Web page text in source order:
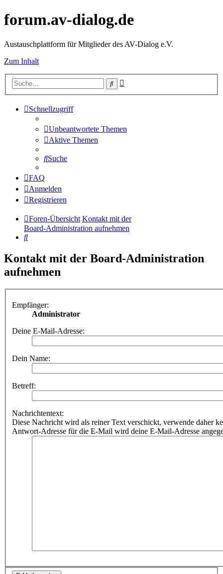
forum.av-dialog.de
Austauschplattform für Mitglieder des AV-Dialog e.V.
Zum Inhalt
Suche
Schnellzugriff
Unbeantwortete Themen
Aktive Themen
Suche
FAQ
Anmelden
Registrieren
Foren-Übersicht Kontakt mit der
Board-Administration aufnehmen
Suche
Kontakt mit der Board-Administration
aufnehmen
Empfänger:
Administrator
Deine E-Mail-Adresse:
Dein Name:
Betreff:
Nachrichtentext:
Diese Nachricht wird als reiner Text verschickt, verwende daher
Antwort-Adresse für die E-Mail wird deine E-Mail-Adresse